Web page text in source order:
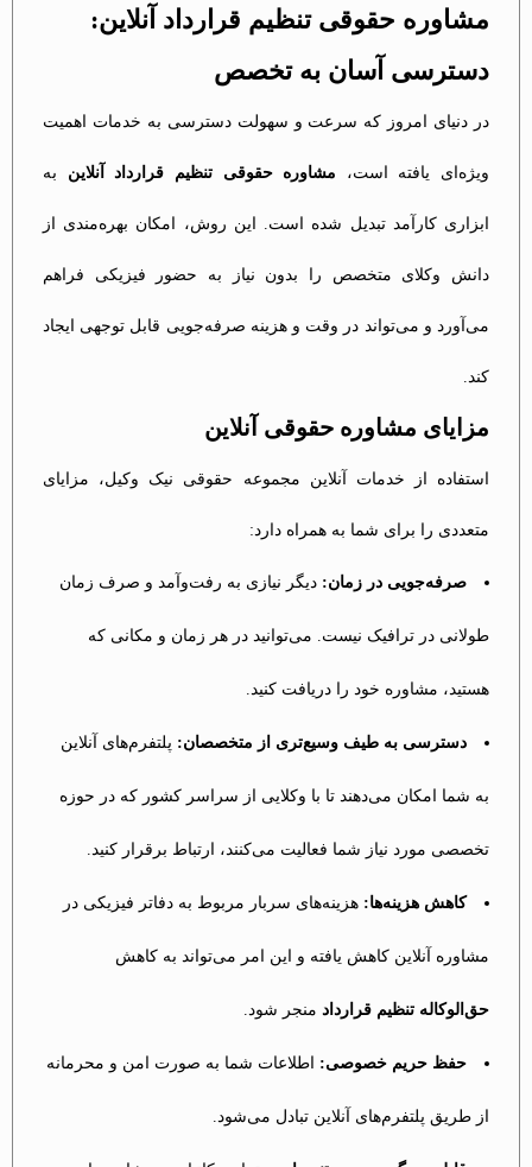
مشاوره حقوقی تنظیم قرارداد آنلاین:
دسترسی آسان به تخصص
در دنیای امروز که سرعت و سهولت دسترسی به خدمات اهمیت
ویژه‌ای یافته است، مشاوره حقوقی تنظیم قرارداد آنلاین به
ابزاری کارآمد تبدیل شده است. این روش، امکان بهره‌مندی از
دانش وکلای متخصص را بدون نیاز به حضور فیزیکی فراهم
می‌آورد و می‌تواند در وقت و هزینه صرفه‌جویی قابل توجهی ایجاد
کند.
مزایای مشاوره حقوقی آنلاین
استفاده از خدمات آنلاین مجموعه حقوقی نیک وکیل، مزایای
متعددی را برای شما به همراه دارد:
صرفه‌جویی در زمان: دیگر نیازی به رفت‌وآمد و صرف زمان
طولانی در ترافیک نیست. می‌توانید در هر زمان و مکانی که
هستید، مشاوره خود را دریافت کنید.
دسترسی به طیف وسیع‌تری از متخصصان: پلتفرم‌های آنلاین
به شما امکان می‌دهند تا با وکلایی از سراسر کشور که در حوزه
تخصصی مورد نیاز شما فعالیت می‌کنند، ارتباط برقرار کنید.
کاهش هزینه‌ها: هزینه‌های سربار مربوط به دفاتر فیزیکی در
مشاوره آنلاین کاهش یافته و این امر می‌تواند به کاهش
حق‌الوکاله تنظیم قرارداد منجر شود.
حفظ حریم خصوصی: اطلاعات شما به صورت امن و محرمانه
از طریق پلتفرم‌های آنلاین تبادل می‌شود.